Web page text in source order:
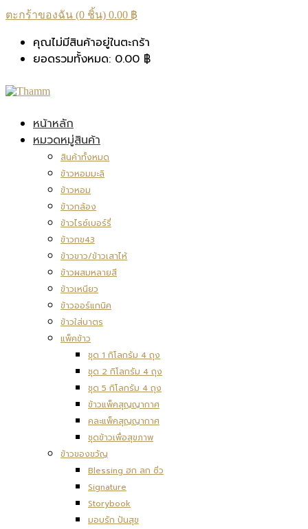
ตะกร้าของฉัน (0 ชิ้น) 0.00 ฿
คุณไม่มีสินค้าอยู่ในตะกร้า
ยอดรวมทั้งหมด: 0.00 ฿
หน้าหลัก
หมวดหมู่สินค้า
สินค้าทั้งหมด
ข้าวหอมมะลิ
ข้าวหอม
ข้าวกล้อง
ข้าวไรซ์เบอร์รี่
ข้าวกข43
ข้าวขาว/ข้าวเสาไห้
ข้าวผสมหลายสี
ข้าวเหนียว
ข้าวออร์แกนิค
ข้าวใส่บาตร
แพ็คข้าว
ชุด 1 กิโลกรัม 4 ถุง
ชุด 2 กิโลกรัม 4 ถุง
ชุด 5 กิโลกรัม 4 ถุง
ข้าวแพ็คสุญญากาศ
คละแพ็คสุญญากาศ
ชุดข้าวเพื่อสุขภาพ
ข้าวของขวัญ
Blessing ฮก ลก ซิ่ว
Signature
Storybook
มอบรัก ปันสุข